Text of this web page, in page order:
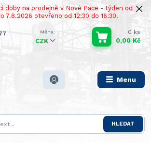
doby na prodejně v Nové Pace - týden od
7.8.2026 otevřeno od 12:30 do 16:30.
Menu
CZK
HLEDAT
0 ks
0,00 Kč